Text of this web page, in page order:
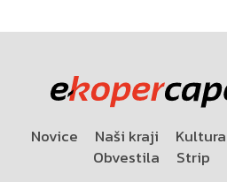
Novice Naši kraji Kultura
Obvestila
Strip